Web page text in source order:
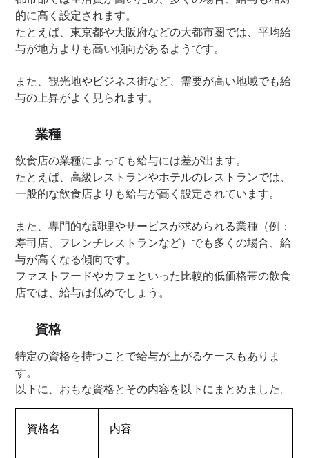
的に高く設定されます。
たとえば、東京都や大阪府などの大都市圏では、平均給
与が地方よりも高い傾向があるようです。
また、観光地やビジネス街など、需要が高い地域でも給
与の上昇がよく見られます。
業種
飲食店の業種によっても給与には差が出ます。
たとえば、高級レストランやホテルのレストランでは、
一般的な飲食店よりも給与が高く設定されています。
また、専門的な調理やサービスが求められる業種（例：
寿司店、フレンチレストランなど）でも多くの場合、給
与が高くなる傾向です。
ファストフードやカフェといった比較的低価格帯の飲食
店では、給与は低めでしょう。
資格
特定の資格を持つことで給与が上がるケースもありま
す。
以下に、おもな資格とその内容を以下にまとめました。
資格名 内容